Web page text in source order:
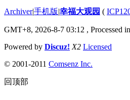
Archiver|手机版|幸福大观园 (
GMT+8, 2026-8-7 03:12 , Processed
Powered by Discuz! X2 Licensed
© 2001-2011 Comsenz Inc.
回顶部